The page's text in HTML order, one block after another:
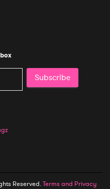
Subscribe
Reserved.Terms and Privacy